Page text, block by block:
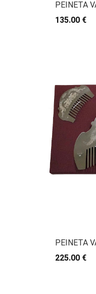
PEINETA
135.00 €
PEINETA
225.00 €